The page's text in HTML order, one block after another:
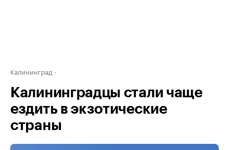
Калининград
Калининградцы стали чаще
ездить в экзотические
страны